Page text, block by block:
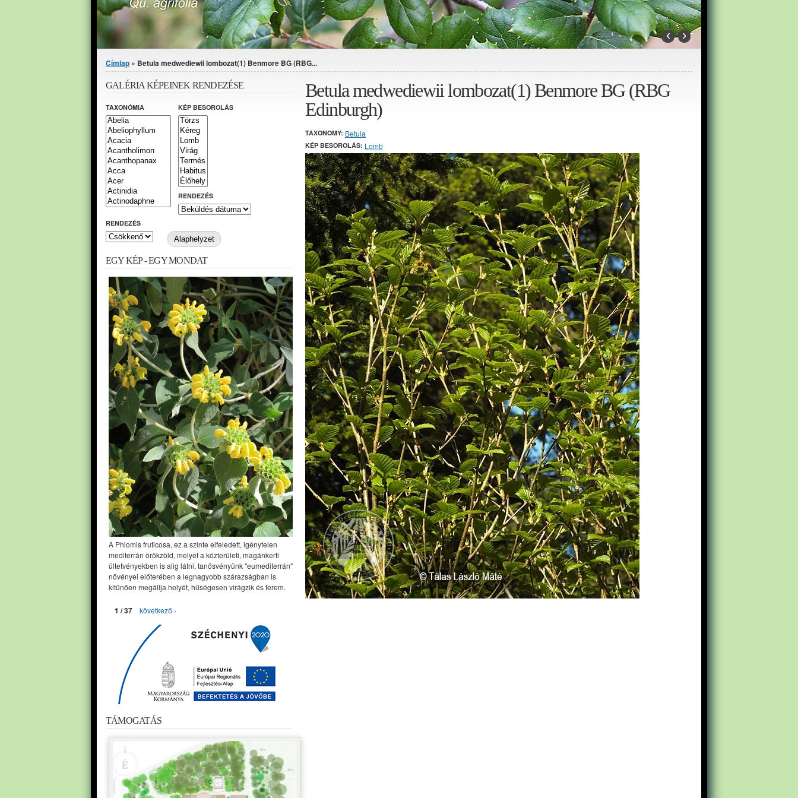
‹ ›
Jelenlegi hely
Címlap » Betula medwediewii lombozat(1) Benmore BG (RBG...
Betula medwediewii lombozat(1) Benmore BG (RBG
Edinburgh)
TAXONOMY: Betula
KÉP BESOROLÁS: Lomb
GALÉRIA KÉPEINEK RENDEZÉSE
TAXONÓMIA KÉP BESOROLÁS
RENDEZÉS
RENDEZÉS
EGY KÉP - EGY MONDAT
A Phlomis fruticosa, ez a szinte elfeledett, igénytelen
mediterrán örökzöld, melyet a közterületi, magánkerti
ültetvényekben is alig látni, tanösvényünk "eumediterrán"
növényei előterében a legnagyobb szárazságban is
kitűnően megállja helyét, hűségesen virágzik és terem.
1 / 37 következő ›
TÁMOGATÁS